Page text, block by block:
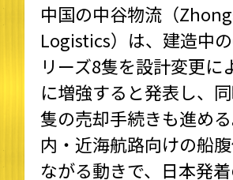
中国の中谷物流（
Logistics）は、建造中
リーズ8隻を設計変更に
に増強すると発表し、
隻の売却手続きも進め
内・近海航路向けの船
ながる動きで、日本発